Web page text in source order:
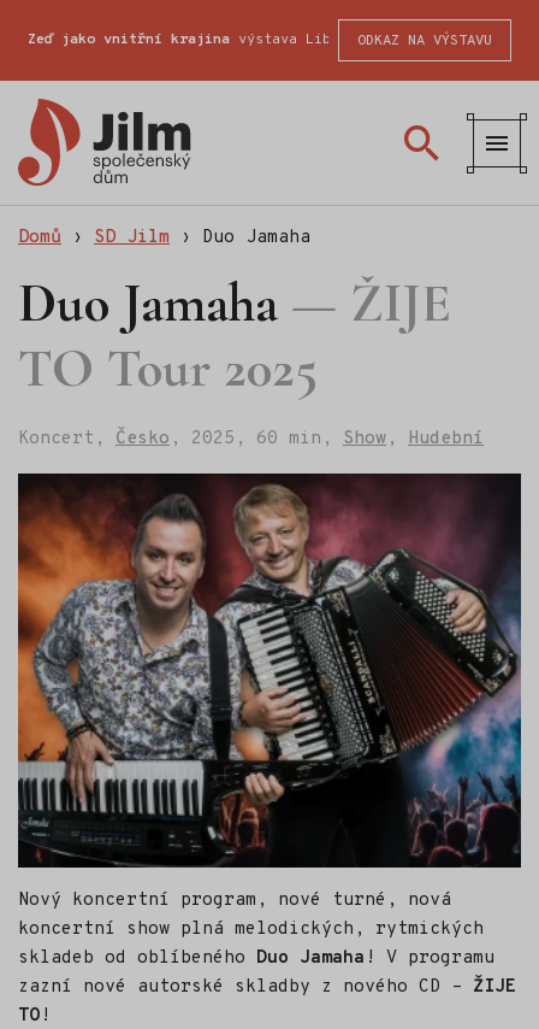
Zeď jako vnitřní krajina výstava Liberecké školy fotografické
ODKAZ NA VÝSTAVU
Domů › SD Jilm › Duo Jamaha
Duo Jamaha
ŽIJE
TO Tour 2025
Koncert, Česko , 2025, 60 min, Show , Hudební
Nový koncertní program, nové turné, nová
koncertní show plná melodických, rytmických
skladeb od oblíbeného Duo Jamaha ! V programu
zazní nové autorské skladby z nového CD – ŽIJE
TO !